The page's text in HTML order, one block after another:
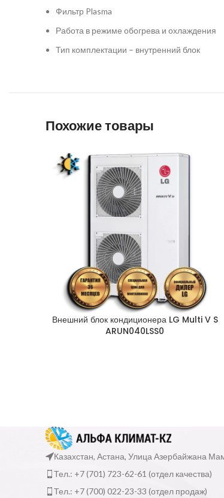
Фильтр Plasma
Работа в режиме обогрева и охлаждения️
Тип комплектации – внутренний блок
Похожие товары
Внешний блок кондиционера LG Multi V S
ARUN040LSS0
Казахстан, Астана, Улица Азербайжана
Тел.: +7 (701) 723-62-61 (отдел качества)
Тел.: +7 (700) 022-23-33 (отдел продаж)